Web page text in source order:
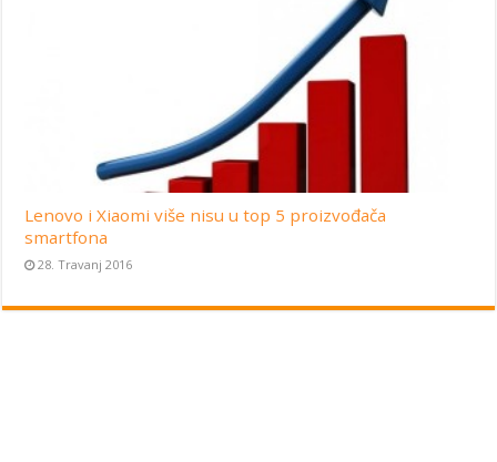
Lenovo i Xiaomi više nisu u top 5 proizvođača
smartfona
28. Travanj 2016